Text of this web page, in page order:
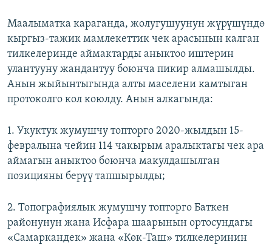
Маалыматка караганда, жолугушуунун жүрүшүндө
кыргыз-тажик мамлекеттик чек арасынын калган
тилкелеринде аймактарды аныктоо иштерин
улантууну жандантуу боюнча пикир алмашылды.
Анын жыйынтыгында алты маселени камтыган
протоколго кол коюлду. Анын алкагында:
1. Укуктук жумушчу топторго 2020-жылдын 15-
февралына чейин 114 чакырым аралыктагы чек ара
аймагын аныктоо боюнча макулдашылган
позицияны берүү тапшырылды;
2. Топографиялык жумушчу топторго Баткен
районунун жана Исфара шаарынын ортосундагы
«Самаркандек» жана «Көк-Таш» тилкелеринин